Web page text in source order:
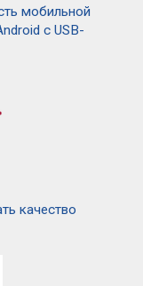
мобильной
с USB-
качество